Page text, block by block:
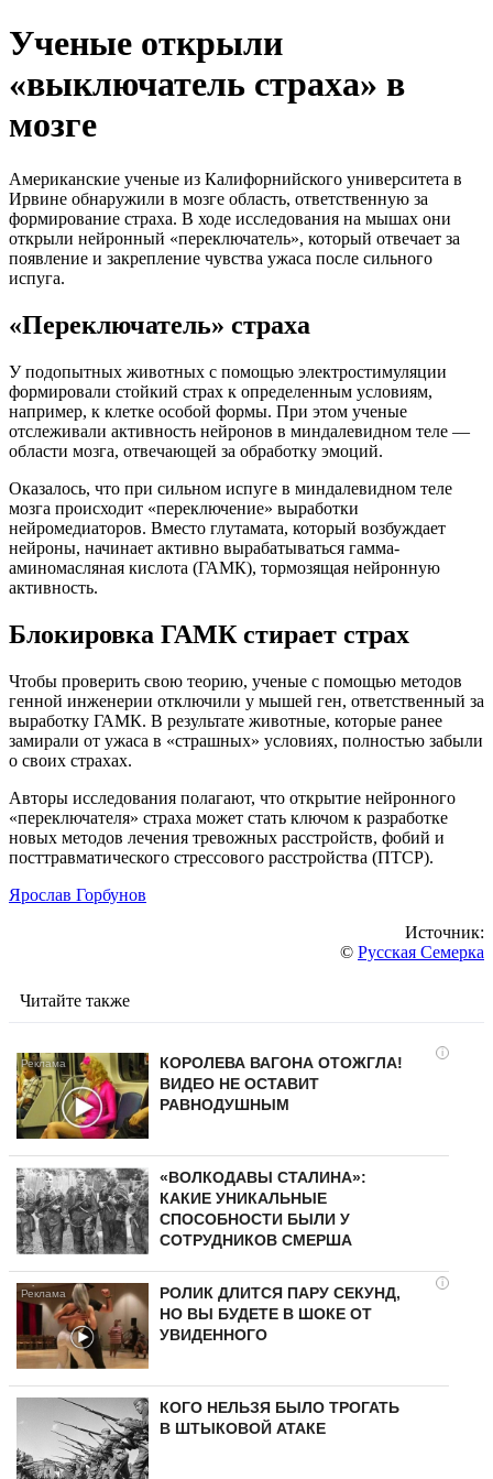
Ученые открыли
«выключатель страха» в
мозге
Американские ученые из Калифорнийского университета в
Ирвине обнаружили в мозге область, ответственную за
формирование страха. В ходе исследования на мышах они
открыли нейронный «переключатель», который отвечает за
появление и закрепление чувства ужаса после сильного
испуга.
«Переключатель» страха
У подопытных животных с помощью электростимуляции
формировали стойкий страх к определенным условиям,
например, к клетке особой формы. При этом ученые
отслеживали активность нейронов в миндалевидном теле —
области мозга, отвечающей за обработку эмоций.
Оказалось, что при сильном испуге в миндалевидном теле
мозга происходит «переключение» выработки
нейромедиаторов. Вместо глутамата, который возбуждает
нейроны, начинает активно вырабатываться гамма-
аминомасляная кислота (ГАМК), тормозящая нейронную
активность.
Блокировка ГАМК стирает страх
Чтобы проверить свою теорию, ученые с помощью методов
генной инженерии отключили у мышей ген, ответственный за
выработку ГАМК. В результате животные, которые ранее
замирали от ужаса в «страшных» условиях, полностью забыли
о своих страхах.
Авторы исследования полагают, что открытие нейронного
«переключателя» страха может стать ключом к разработке
новых методов лечения тревожных расстройств, фобий и
посттравматического стрессового расстройства (ПТСР).
Ярослав Горбунов
Источник:
© Русская Семерка
Читайте также
i
КОРОЛЕВА ВАГОНА ОТОЖГЛА!
ВИДЕО НЕ ОСТАВИТ
РАВНОДУШНЫМ
«ВОЛКОДАВЫ СТАЛИНА»:
КАКИЕ УНИКАЛЬНЫЕ
СПОСОБНОСТИ БЫЛИ У
СОТРУДНИКОВ СМЕРША
i
РОЛИК ДЛИТСЯ ПАРУ СЕКУНД,
НО ВЫ БУДЕТЕ В ШОКЕ ОТ
УВИДЕННОГО
КОГО НЕЛЬЗЯ БЫЛО ТРОГАТЬ
В ШТЫКОВОЙ АТАКЕ